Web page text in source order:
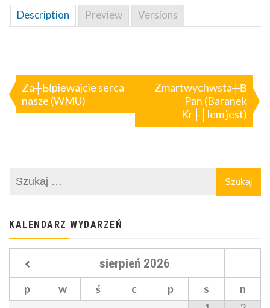
Description Preview Versions
wpisu
Za┼Ыpiewajcie serca
nasze (WMU)
Zmartwychwsta┼В
Pan (Baranek
Kr├│lem jest)
KALENDARZ WYDARZEŃ
sierpień 2026
p w ś c p s
n